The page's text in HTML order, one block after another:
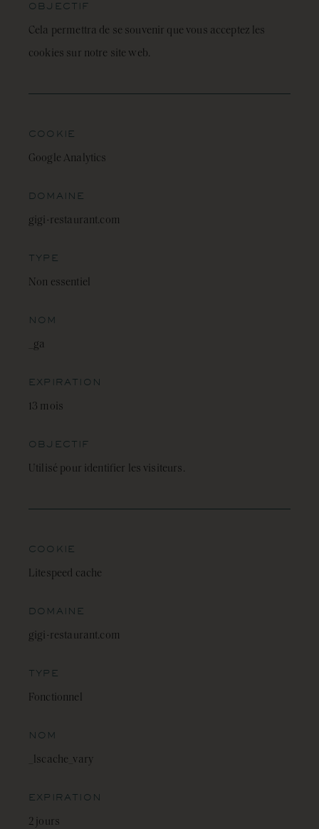
OBJECTIF
Cela permettra de se souvenir que vous acceptez les
cookies sur notre site web.
COOKIE
Google Analytics
DOMAINE
gigi-restaurant.com
TYPE
Non essentiel
NOM
_ga
EXPIRATION
13 mois
OBJECTIF
Utilisé pour identifier les visiteurs.
COOKIE
Litespeed cache
DOMAINE
gigi-restaurant.com
TYPE
Fonctionnel
NOM
_lscache_vary
EXPIRATION
2 jours